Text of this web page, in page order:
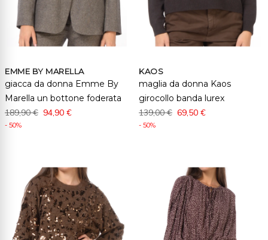
EMME BY MARELLA
giacca da donna Emme By
Marella un bottone foderata
189,90 € 94,90 €
- 50%
KAOS
maglia da donna Kaos
girocollo banda lurex
139,00 € 69,50 €
- 50%